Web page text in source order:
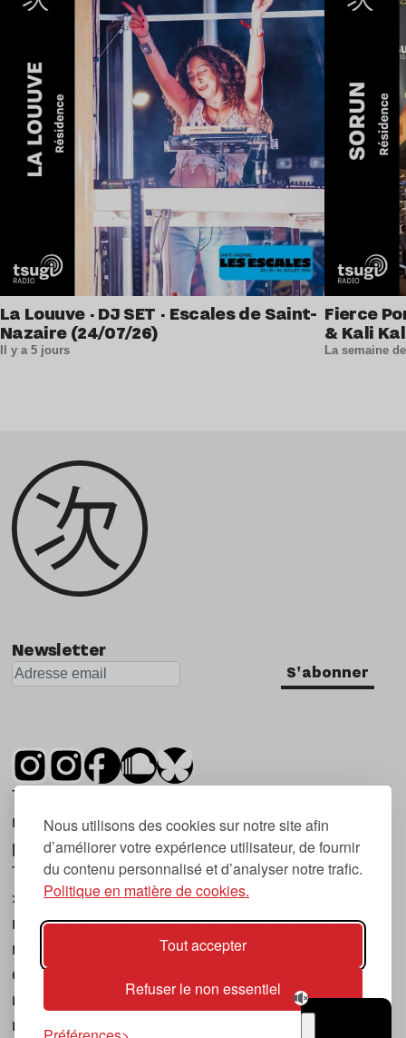
Nous utilisons des cookies sur notre site afin
d’améliorer votre expérience utilisateur, de fournir
du contenu personnalisé et d’analyser notre trafic.
Politique en matière de cookies.
Tout accepter
Refuser le non essentiel
La Louuve · DJ SET · Escales de Saint-
Nazaire (24/07/26)
Il y a 5 jours
Fierce
& Kali
La semaine
Newsletter
S'abonner
Tsugi est un mensuel indépendant sur la
musique et les nouvelles tendances, dont la
première parution date de 2007.
Tsugi en japonais signifie « prochain », « suivant
», ce qui correspond à la thématique du
magazine, à l’affût des nouvelles tendances
musicales, qu’elles viennent de la musique
électronique, du rock ou du hip hop, et des
nouveaux phénomènes de société liés à la
musique.